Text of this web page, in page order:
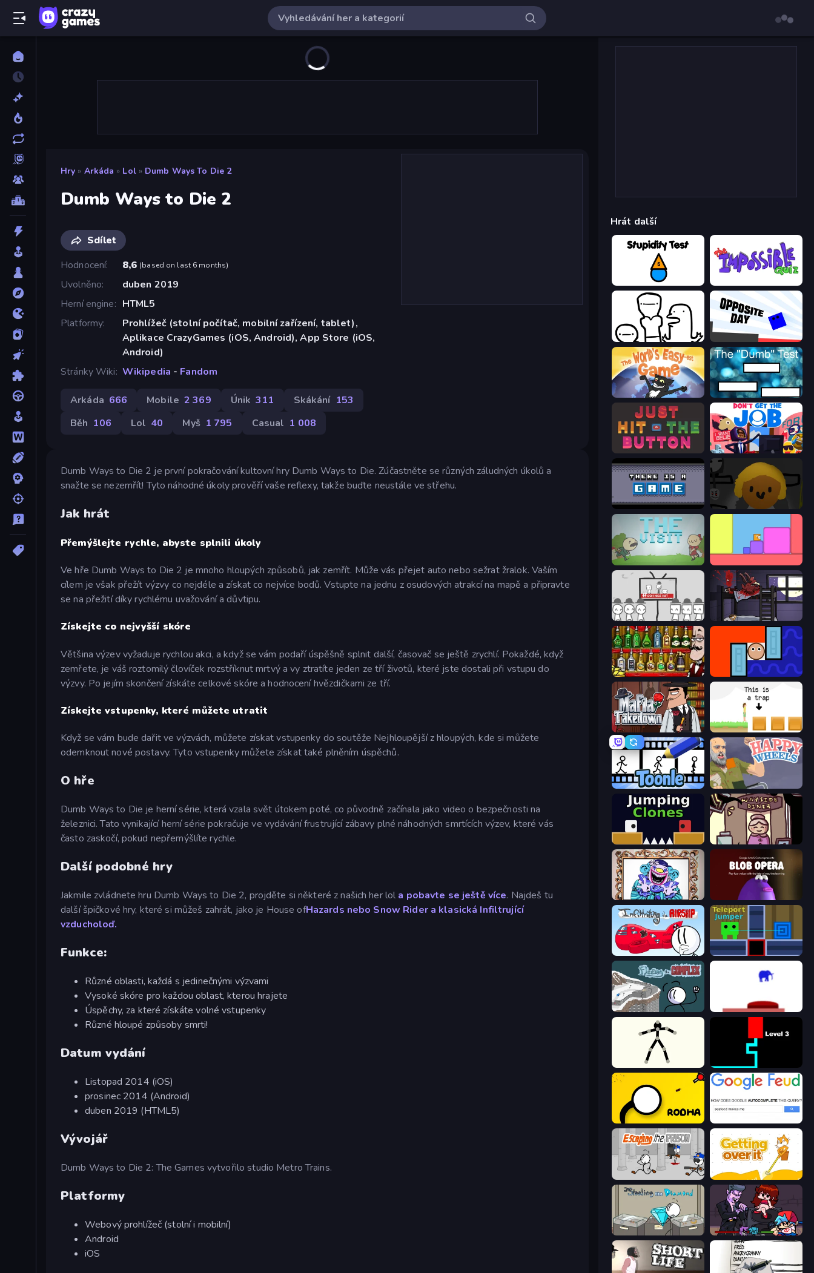
Hry » Arkáda » Lol » Dumb Ways To Die 2
Dumb Ways to Die 2
Sdílet
Hodnocení
8,6 (based on last 6 months)
Uvolněno
duben 2019
Herní engine
HTML5
Platformy
Prohlížeč (stolní počítač, mobilní zařízení, tablet),
Aplikace CrazyGames (iOS, Android), App Store (iOS,
Android)
Stránky Wiki Wikipedia - Fandom
Arkáda 666 Mobile 2 369 Únik 311 Skákání 153
Běh 106 Lol 40 Myš 1 795 Casual 1 008
Dumb Ways to Die 2 je první pokračování kultovní hry Dumb Ways to Die. Zúčastněte se různých záludných úkolů a
snažte se nezemřít! Tyto náhodné úkoly prověří vaše reflexy, takže buďte neustále ve střehu.
Jak hrát
Přemýšlejte rychle, abyste splnili úkoly
Ve hře Dumb Ways to Die 2 je mnoho hloupých způsobů, jak zemřít. Může vás přejet auto nebo sežrat žralok. Vaším
cílem je však přežít výzvy co nejdéle a získat co nejvíce bodů. Vstupte na jednu z osudových atrakcí na mapě a připravte
se na přežití díky rychlému uvažování a důvtipu.
Získejte co nejvyšší skóre
Většina výzev vyžaduje rychlou akci, a když se vám podaří úspěšně splnit další, časovač se ještě zrychlí. Pokaždé, když
zemřete, je váš roztomilý človíček rozstříknut mrtvý a vy ztratíte jeden ze tří životů, které jste dostali při vstupu do
výzvy. Po jejím skončení získáte celkové skóre a hodnocení hvězdičkami ze tří.
Získejte vstupenky, které můžete utratit
Když se vám bude dařit ve výzvách, můžete získat vstupenky do soutěže Nejhloupější z hloupých, kde si můžete
odemknout nové postavy. Tyto vstupenky můžete získat také plněním úspěchů.
O hře
Dumb Ways to Die je herní série, která vzala svět útokem poté, co původně začínala jako video o bezpečnosti na
železnici. Tato vynikající herní série pokračuje ve vydávání frustrující zábavy plné náhodných smrtících výzev, které vás
často zaskočí, pokud nepřemýšlíte rychle.
Další podobné hry
Jakmile zvládnete hru Dumb Ways to Die 2, projděte si některé z našich her lol a pobavte se ještě více. Najdeš tu
další špičkové hry, které si můžeš zahrát, jako je House ofHazards nebo Snow Rider a klasická Infiltrující
vzducholoď.
Funkce:
Různé oblasti, každá s jedinečnými výzvami
Vysoké skóre pro každou oblast, kterou hrajete
Úspěchy, za které získáte volné vstupenky
Různé hloupé způsoby smrti!
Datum vydání
Listopad 2014 (iOS)
prosinec 2014 (Android)
duben 2019 (HTML5)
Vývojář
Dumb Ways to Die 2: The Games vytvořilo studio Metro Trains.
Platformy
Webový prohlížeč (stolní i mobilní)
Android
iOS
Hrát další
Stupidity Test
I Don't Even Know Opposite Day
The Dumb Test
Just Hit the Button Don't Get the Job
There Is No Game
The Visit
We Become What We Behold The Visitor
Bartender The Right Mix Lava and Aqua
Mafia Takedown The Unfair Platformer
Toonle Happy Wheels
Jumping Clones Diner in the Storm
Exhibit of Sorrows Blob Opera
Infiltrating the Airship Teleport Jumper
Fleeing the Complex This Is The Only Level
Stick Animator Scary Maze
Rodha
Escaping the Prison Getting Over It
Stealing the Diamond Friday Night Funkin'